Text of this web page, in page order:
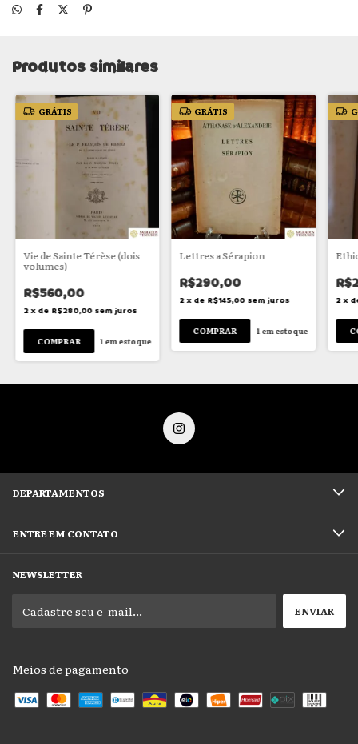
Produtos similares
GRÁTIS
Vie de Sainte Térèse (dois
volumes)
R$560,00
2 x de R$280,00 sem juros
1 em estoque
GRÁTIS
Lettres a Sérapion
R$290,00
2 x de R$145,00 sem juros
1 em estoque
2 x
DEPARTAMENTOS
ENTRE EM CONTATO
NEWSLETTER
Meios de pagamento